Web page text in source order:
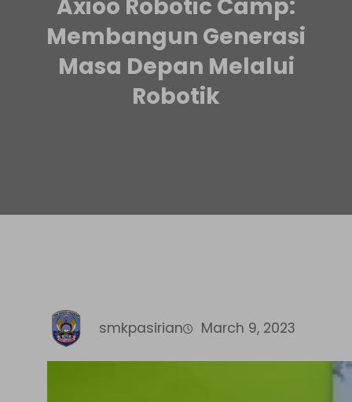
Axioo Robotic Camp:
Membangun Generasi
Masa Depan Melalui
Robotik
smkpasirian March 9, 2023